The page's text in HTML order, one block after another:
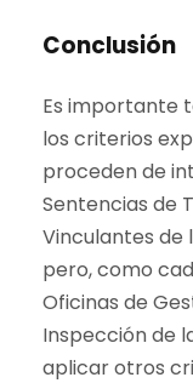
Conclusión
Es importante
los criterios
proceden de
Sentencias de
Vinculantes de
pero, como
Oficinas de
Inspección de
aplicar otros